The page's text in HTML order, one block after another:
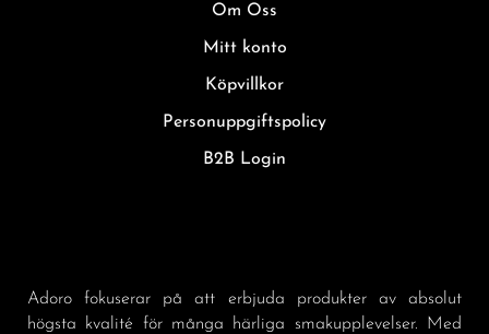
Om Oss
Mitt konto
Köpvillkor
Personuppgiftspolicy
B2B Login
Adoro fokuserar på att erbjuda produkter av absolut
högsta kvalité för många härliga smakupplevelser. Med